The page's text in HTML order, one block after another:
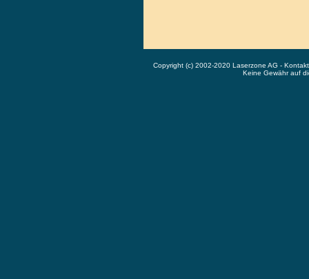
Copyright (c) 2002-2020 Laserzone AG -
Keine Gewähr auf